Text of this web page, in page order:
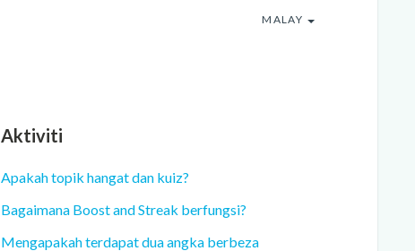
MALAY
Aktiviti
Apakah topik hangat dan kuiz?
Bagaimana Boost and Streak berfungsi?
Mengapakah terdapat dua angka berbeza